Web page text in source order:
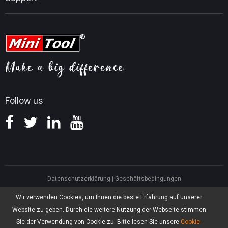
Wir verwenden Cookies, um Ihnen die beste Erfahrung auf unserer
Website zu geben. Durch die weitere Nutzung der Webseite stimmen
Sie der Verwendung von Cookie zu. Bitte lesen Sie unsere Cookie-
Follow us
Tipps für PDF-Bearbeitung
Tipps für Videokonvertierung
Tipps für Bildschirmaufnahmen
Wissensdatenbank
Hilfe
Datenschutzerklärung
Geschäftsbedingungen
North America, Canada, Unit 170 - 422, Richards Street, Vancouver, British
Asia, Hong Kong, Suite 820,8/F., Ocean Centre, Harbour City, 5 Canton Road,
Tsim Sha Tsui, Kowloon